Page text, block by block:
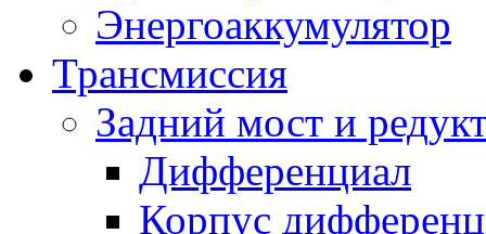
Энергоаккумулятор
Трансмиссия
Задний мост и
Дифференциал
Корпус